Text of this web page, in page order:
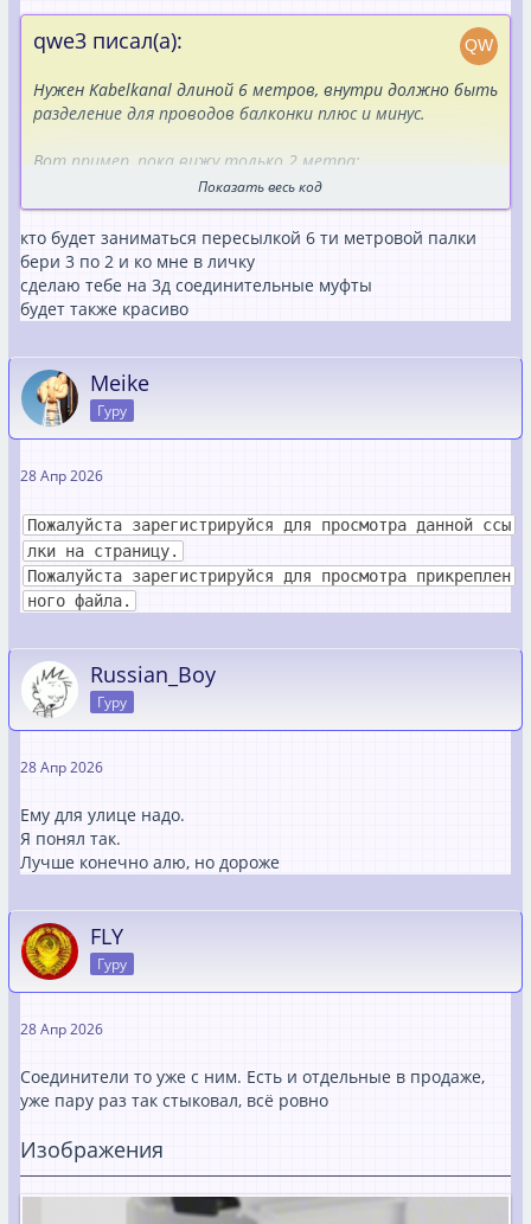
qwe3 писал(а):
Нужен Kabelkanal длиной 6 метров, внутри должно быть
разделение для проводов балконки плюс и минус.
Вот пример, пока вижу только 2 метра:
Пожалуйста зарегистрируйся для просмотра данной
ссылки на страницу.
Или такой но тут максимум 5 метров
Пожалуйста зарегистрируйся для просмотра данной
ссылки на страницу.
Показать весь код
кто будет заниматься пересылкой 6 ти метровой палки
бери 3 по 2 и ко мне в личку
сделаю тебе на 3д соединительные муфты
будет также красиво
Meike
Гуру
28 Апр 2026
Пожалуйста зарегистрируйся для просмотра данной ссы
лки на страницу.
Пожалуйста зарегистрируйся для просмотра прикреплен
ного файла.
Russian_Boy
Гуру
28 Апр 2026
Ему для улице надо.
Я понял так.
Лучше конечно алю, но дороже
FLY
Гуру
28 Апр 2026
Соединители то уже с ним. Есть и отдельные в продаже,
уже пару раз так стыковал, всё ровно
Изображения